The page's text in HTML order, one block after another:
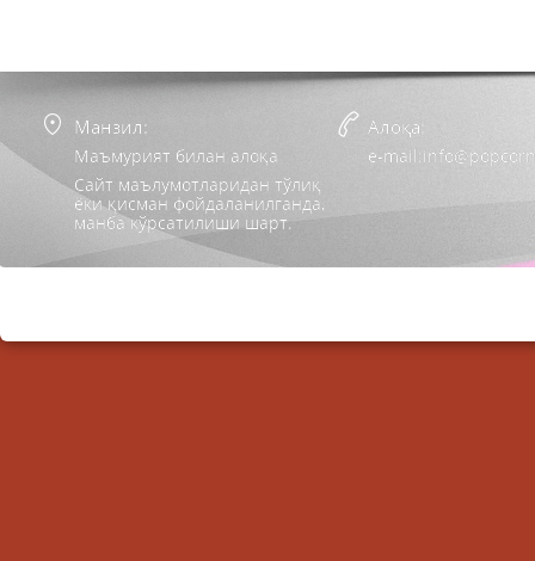
Манзил:
Маъмурият билан алоқа
Сайт маълумотларидан тўлиқ
ёки қисман фойдаланилганда,
манба кўрсатилиши шарт.
Алоқа:
e-